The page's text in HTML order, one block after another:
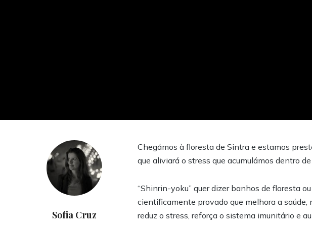
Sofia Cruz
Chegámos à floresta de Sintra e estamos
que aliviará o stress que acumulámos dentro
“Shinrin-yoku” quer dizer banhos de floresta
cientificamente provado que melhora a
reduz o stress, reforça o sistema imunitário e